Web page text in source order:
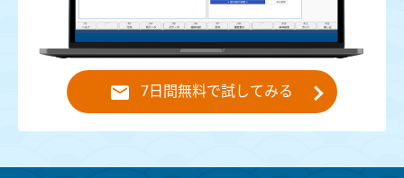
7日間無料で試してみる